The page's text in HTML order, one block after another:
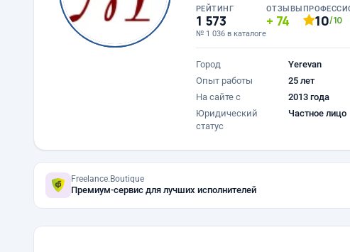
РЕЙТИНГ
1 573
№ 1 036 в каталоге
ОТЗЫВЫ
74 10/10
Город
Yerevan
Опыт работы
25 лет
На сайте с
2013 года
Юридический
статус
Частное лицо
Freelance.Boutique
Премиум-сервис для лучших исполнителей